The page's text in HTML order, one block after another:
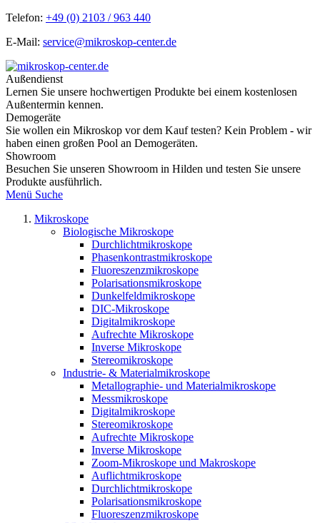
Telefon: +49 (0) 2103 / 963 440
E-Mail: service@mikroskop-center.de
Außendienst
Lernen Sie unsere hochwertigen Produkte bei einem kostenlosen
Außentermin kennen.
Demogeräte
Sie wollen ein Mikroskop vor dem Kauf testen? Kein Problem - wir
haben einen großen Pool an Demogeräten.
Showroom
Besuchen Sie unseren Showroom in Hilden und testen Sie unsere
Produkte ausführlich.
Menü Suche
Mikroskope
Biologische Mikroskope
Durchlichtmikroskope
Phasenkontrastmikroskope
Fluoreszenzmikroskope
Polarisationsmikroskope
Dunkelfeldmikroskope
DIC-Mikroskope
Digitalmikroskope
Aufrechte Mikroskope
Inverse Mikroskope
Stereomikroskope
Industrie- & Materialmikroskope
Metallographie- und Materialmikroskope
Messmikroskope
Digitalmikroskope
Stereomikroskope
Aufrechte Mikroskope
Inverse Mikroskope
Zoom-Mikroskope und Makroskope
Auflichtmikroskope
Durchlichtmikroskope
Polarisationsmikroskope
Fluoreszenzmikroskope